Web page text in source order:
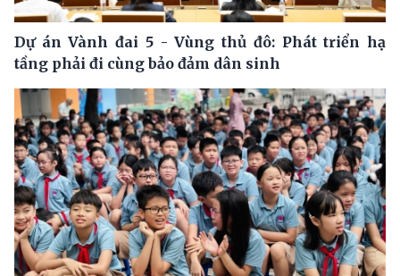
Dự án Vành đai 5 - Vùng thủ đô: Phát triển hạ
tầng phải đi cùng bảo đảm dân sinh